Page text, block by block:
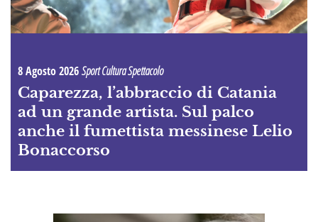
8 Agosto 2026Sport Cultura Spettacolo
Caparezza, l’abbraccio di Catania
ad un grande artista. Sul palco
anche il fumettista messinese Lelio
Bonaccorso